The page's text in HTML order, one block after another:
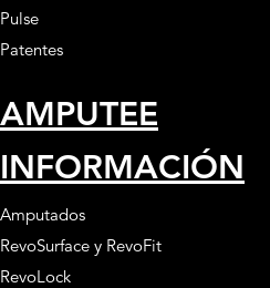
Pulse
Patentes
AMPUTEE
INFORMACIÓN
Amputados
RevoSurface y RevoFit
RevoLock